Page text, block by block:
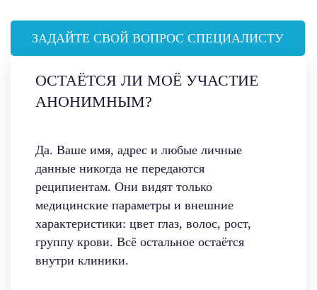
ЗАДАЙТЕ СВОЙ ВОПРОС СПЕЦИАЛИСТУ
ОСТАЁТСЯ ЛИ МОЁ УЧАСТИЕ
АНОНИМНЫМ?
Да. Ваше имя, адрес и любые личные
данные никогда не передаются
реципиентам. Они видят только
медицинские параметры и внешние
характеристики: цвет глаз, волос, рост,
группу крови. Всё остальное остаётся
внутри клиники.